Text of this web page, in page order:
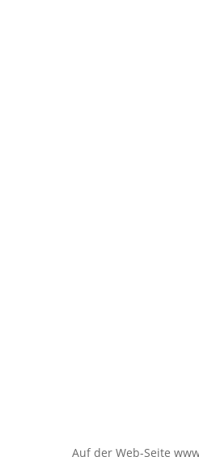
Auf der Web-Seite